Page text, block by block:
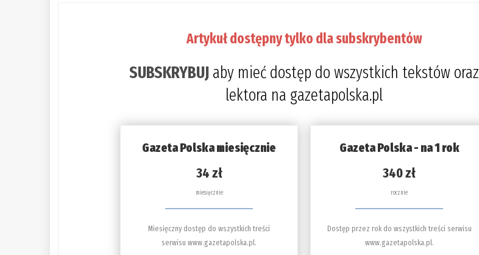
Artykuł dostępny tylko dla subskrybentów
SUBSKRYBUJ aby mieć dostęp do wszystkich tekstów oraz
lektora na gazetapolska.pl
Gazeta Polska miesięcznie
34 zł
miesięcznie
Miesięczny dostęp do wszystkich treści
serwisu www.gazetapolska.pl.
Gazeta Polska - na 1 rok
340 zł
rocznie
Dostęp przez rok do wszystkich treści serwisu
www.gazetapolska.pl.